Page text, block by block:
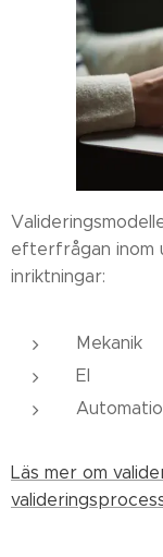
efterfrågan inom
inriktningar:
Mekanik
El
Läs mer om